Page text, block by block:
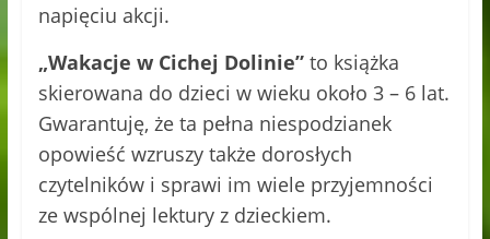
napięciu akcji.
„Wakacje w Cichej Dolinie”to książka
skierowana do dzieci w wieku około 3 – 6 lat.
Gwarantuję, że ta pełna niespodzianek
opowieść wzruszy także dorosłych
czytelników i sprawi im wiele przyjemności
ze wspólnej lektury z dzieckiem.